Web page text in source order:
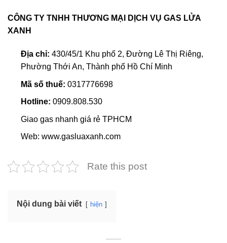
CÔNG TY TNHH THƯƠNG MẠI DỊCH VỤ GAS LỬA
XANH
Địa chỉ: 430/45/1 Khu phố 2, Đường Lê Thị Riêng,
Phường Thới An, Thành phố Hồ Chí Minh
Mã số thuế: 0317776698
Hotline: 0909.808.530
Giao gas nhanh giá rẻ TPHCM
Web: www.gasluaxanh.com
Rate this post
Nội dung bài viết hiện